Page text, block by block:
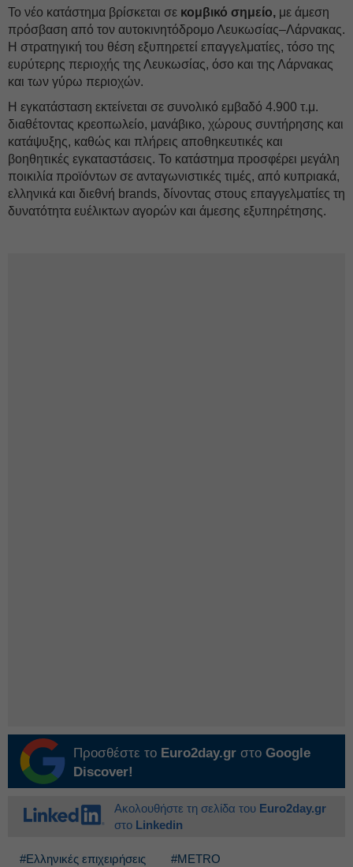
Το νέο κατάστημα βρίσκεται σε κομβικό σημείο, με άμεση
πρόσβαση από τον αυτοκινητόδρομο Λευκωσίας–Λάρνακας.
Η στρατηγική του θέση εξυπηρετεί επαγγελματίες, τόσο της
ευρύτερης περιοχής της Λευκωσίας, όσο και της Λάρνακας
και των γύρω περιοχών.
Η εγκατάσταση εκτείνεται σε συνολικό εμβαδό 4.900 τ.μ.
διαθέτοντας κρεοπωλείο, μανάβικο, χώρους συντήρησης και
κατάψυξης, καθώς και πλήρεις αποθηκευτικές και
βοηθητικές εγκαταστάσεις. Το κατάστημα προσφέρει μεγάλη
ποικιλία προϊόντων σε ανταγωνιστικές τιμές, από κυπριακά,
ελληνικά και διεθνή brands, δίνοντας στους επαγγελματίες τη
δυνατότητα ευέλικτων αγορών και άμεσης εξυπηρέτησης.
Προσθέστε το Euro2day.gr στο Google
Discover!
Ακολουθήστε τη σελίδα του Euro2day.gr
στο Linkedin
#Ελληνικές επιχειρήσεις #METRO